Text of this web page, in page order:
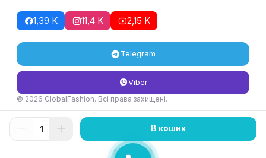
1,39 K 11,4 K 2,15 K
Telegram
Viber
© 2026 GlobalFashion. Всі права захищені.
Умови повернення та обміну товару
В кошик